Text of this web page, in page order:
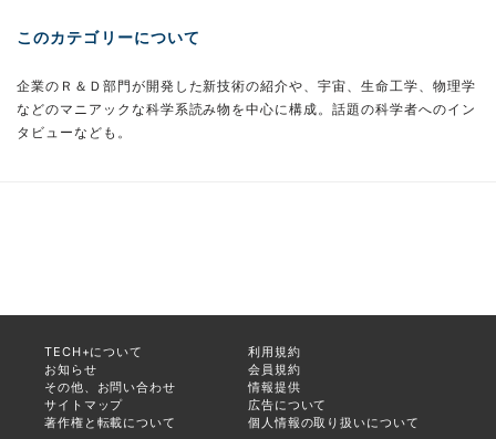
このカテゴリーについて
企業のＲ＆Ｄ部門が開発した新技術の紹介や、宇宙、生命工学、物理学
などのマニアックな科学系読み物を中心に構成。話題の科学者へのイン
タビューなども。
TECH+について
利用規約
お知らせ
会員規約
その他、お問い合わせ
情報提供
サイトマップ
広告について
著作権と転載について
個人情報の取り扱いについて